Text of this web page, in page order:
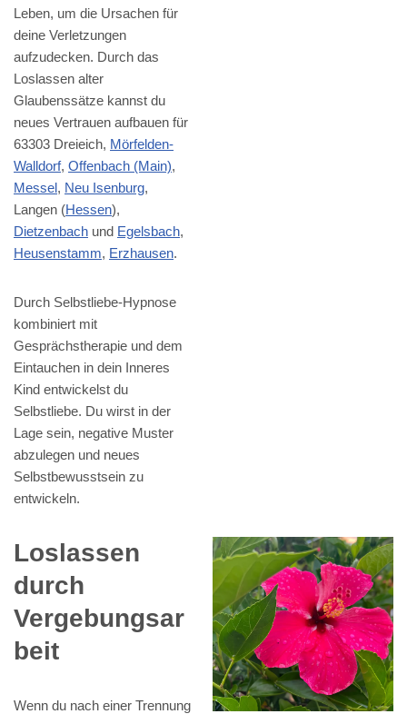
Leben, um die Ursachen für
deine Verletzungen
aufzudecken. Durch das
Loslassen alter
Glaubenssätze kannst du
neues Vertrauen aufbauen für
63303 Dreieich, Mörfelden-
Walldorf, Offenbach (Main),
Messel, Neu Isenburg,
Langen (Hessen),
Dietzenbach und Egelsbach,
Heusenstamm, Erzhausen.
Durch Selbstliebe-Hypnose
kombiniert mit
Gesprächstherapie und dem
Eintauchen in dein Inneres
Kind entwickelst du
Selbstliebe. Du wirst in der
Lage sein, negative Muster
abzulegen und neues
Selbstbewusstsein zu
entwickeln.
Loslassen
durch
Vergebungsar
beit
Wenn du nach einer Trennung